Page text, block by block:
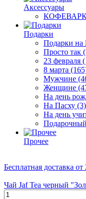
Аксессуары
Подарки
Подарки
Просто так
23 февраля
8 марта
Мужчине
Женщине
На день
На Пасху (3)
На день
Прочее
Бесплатная доставка от
Чай Jaf Tea черный